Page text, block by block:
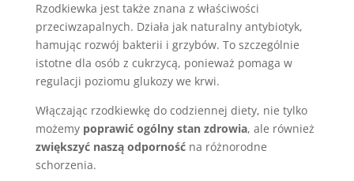
Rzodkiewka jest także znana z właściwości
przeciwzapalnych. Działa jak naturalny antybiotyk,
hamując rozwój bakterii i grzybów. To szczególnie
istotne dla osób z cukrzycą, ponieważ pomaga w
regulacji poziomu glukozy we krwi.
Włączając rzodkiewkę do codziennej diety, nie tylko
możemy poprawić ogólny stan zdrowia, ale również
zwiększyć naszą odpornośćna różnorodne
schorzenia.